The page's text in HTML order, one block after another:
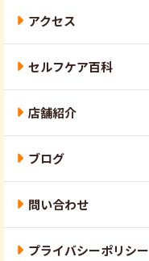
アクセス
セルフケア百科
店舗紹介
ブログ
問い合わせ
プライバシーポリシー